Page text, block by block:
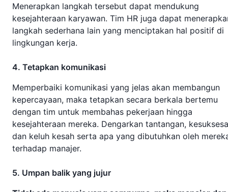
Menerapkan langkah tersebut dapat mendukung
kesejahteraan karyawan. Tim HR juga dapat
langkah sederhana lain yang menciptakan hal positif di
lingkungan kerja.
4. Tetapkan komunikasi
Memperbaiki komunikasi yang jelas akan membangun
kepercayaan, maka tetapkan secara berkala bertemu
dengan tim untuk membahas pekerjaan hingga
kesejahteraan mereka. Dengarkan tantangan,
dan keluh kesah serta apa yang dibutuhkan oleh
terhadap manajer.
5. Umpan balik yang jujur